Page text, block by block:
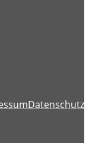
Datenschutz